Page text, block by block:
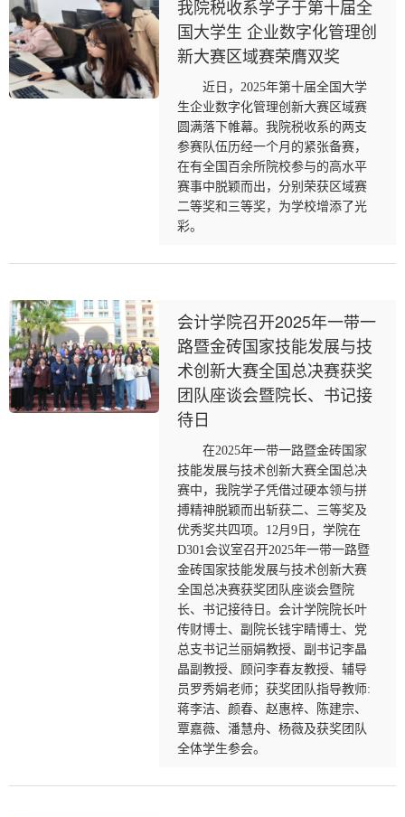
我院税收系学子于第十届全
国大学生 企业数字化管理创
新大赛区域赛荣膺双奖
近日，2025年第十届全国大学
生企业数字化管理创新大赛区域赛
圆满落下帷幕。我院税收系的两支
参赛队伍历经一个月的紧张备赛，
在有全国百余所院校参与的高水平
赛事中脱颖而出，分别荣获区域赛
二等奖和三等奖，为学校增添了光
彩。
会计学院召开2025年一带一
路暨金砖国家技能发展与技
术创新大赛全国总决赛获奖
团队座谈会暨院长、书记接
待日
在2025年一带一路暨金砖国家
技能发展与技术创新大赛全国总决
赛中，我院学子凭借过硬本领与拼
搏精神脱颖而出斩获二、三等奖及
优秀奖共四项。12月9日，学院在
D301会议室召开2025年一带一路暨
金砖国家技能发展与技术创新大赛
全国总决赛获奖团队座谈会暨院
长、书记接待日。会计学院院长叶
传财博士、副院长钱宇睛博士、党
总支书记兰丽娟教授、副书记李晶
晶副教授、顾问李春友教授、辅导
员罗秀娟老师；获奖团队指导教师:
蒋李洁、颜春、赵惠梓、陈建宗、
覃嘉薇、潘慧舟、杨薇及获奖团队
全体学生参会。